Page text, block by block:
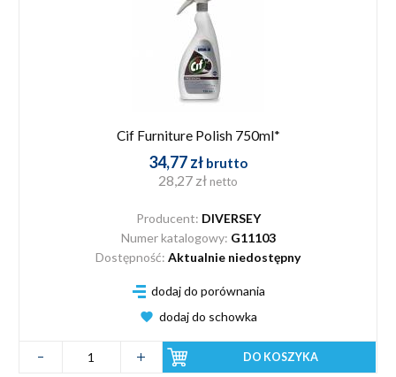
Cif Furniture Polish 750ml*
34,77 zł brutto
28,27 zł netto
Producent: DIVERSEY
Numer katalogowy: G11103
Dostępność: Aktualnie niedostępny
dodaj do porównania
dodaj do schowka
DO KOSZYKA